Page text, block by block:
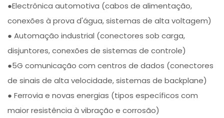
●Electrônica automotiva (cabos de alimentação,
conexões à prova d'água, sistemas de alta voltagem)
● Automação industrial (conectores sob carga,
disjuntores, conexões de sistemas de controle)
●5G comunicação com centros de dados (conectores
de sinais de alta velocidade, sistemas de backplane)
● Ferrovia e novas energias (tipos específicos com
maior resistência à vibração e corrosão)